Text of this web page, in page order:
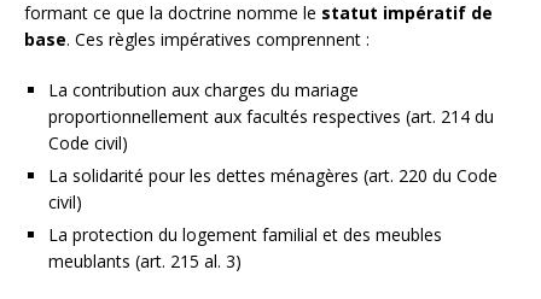
formant ce que la doctrine nomme le statut impératif de
base. Ces règles impératives comprennent :
La contribution aux charges du mariage
proportionnellement aux facultés respectives (art. 214 du
Code civil)
La solidarité pour les dettes ménagères (art. 220 du Code
civil)
La protection du logement familial et des meubles
meublants (art. 215 al. 3)